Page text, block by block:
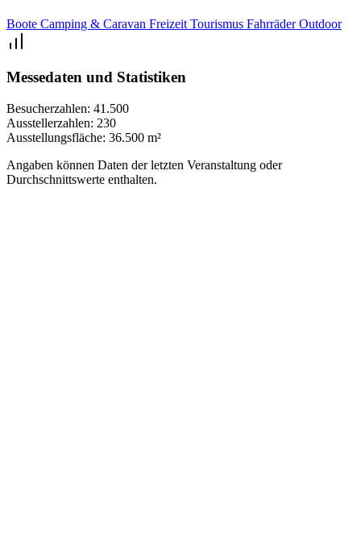
Boote Camping & Caravan Freizeit Tourismus FahrräderOutdoor
Messedaten und Statistiken
Besucherzahlen: 41.500
Ausstellerzahlen: 230
Ausstellungsfläche: 36.500 m²
Angaben können Daten der letzten Veranstaltung oder
Durchschnittswerte enthalten.